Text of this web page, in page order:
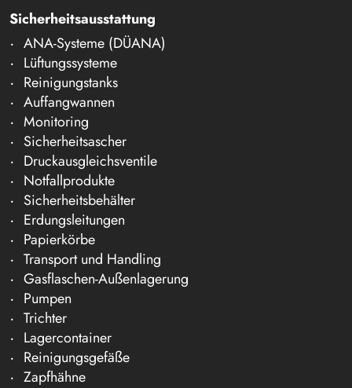
Sicherheitsausstattung
ANA-Systeme (DÜANA)
Lüftungssysteme
Reinigungstanks
Auffangwannen
Monitoring
Sicherheitsascher
Druckausgleichsventile
Notfallprodukte
Sicherheitsbehälter
Erdungsleitungen
Papierkörbe
Transport und Handling
Gasflaschen-Außenlagerung
Pumpen
Trichter
Lagercontainer
Reinigungsgefäße
Zapfhähne